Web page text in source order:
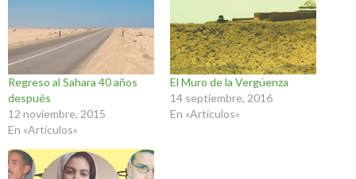
Regreso al Sahara 40 años
después
12 noviembre, 2015
En «Artículos»
El Muro de la Vergüenza
14 septiembre, 2016
En «Artículos»